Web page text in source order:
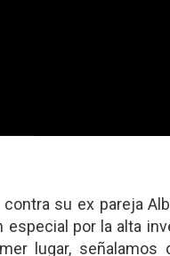
su ex pareja
por la alta
lugar, señalamos